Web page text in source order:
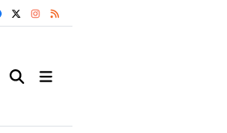
FACEBOOKINSTAGRAM